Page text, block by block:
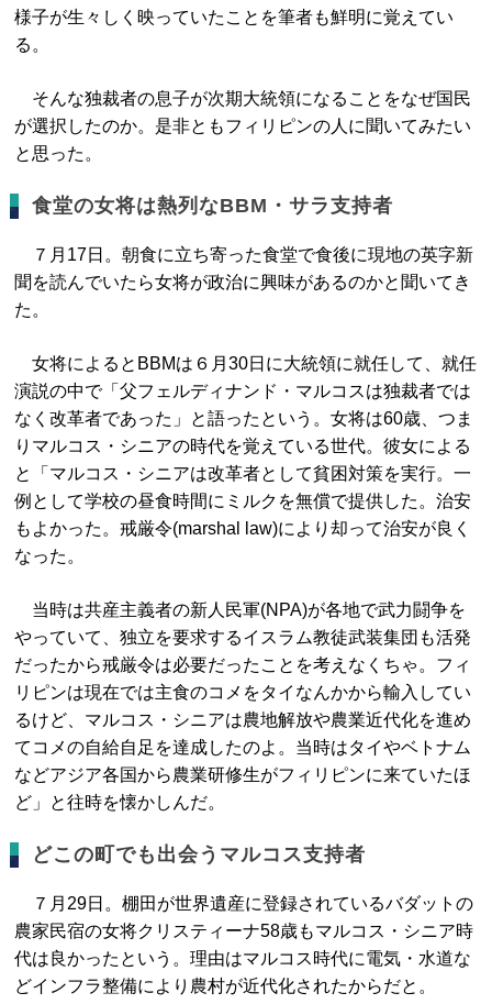
様子が生々しく映っていたことを筆者も鮮明に覚えてい
る。
そんな独裁者の息子が次期大統領になることをなぜ国民
が選択したのか。是非ともフィリピンの人に聞いてみたい
と思った。
食堂の女将は熱列なBBM・サラ支持者
７月17日。朝食に立ち寄った食堂で食後に現地の英字新
聞を読んでいたら女将が政治に興味があるのかと聞いてき
た。
女将によるとBBMは６月30日に大統領に就任して、就任
演説の中で「父フェルディナンド・マルコスは独裁者では
なく改革者であった」と語ったという。女将は60歳、つま
りマルコス・シニアの時代を覚えている世代。彼女による
と「マルコス・シニアは改革者として貧困対策を実行。一
例として学校の昼食時間にミルクを無償で提供した。治安
もよかった。戒厳令(marshal law)により却って治安が良く
なった。
当時は共産主義者の新人民軍(NPA)が各地で武力闘争を
やっていて、独立を要求するイスラム教徒武装集団も活発
だったから戒厳令は必要だったことを考えなくちゃ。フィ
リピンは現在では主食のコメをタイなんかから輸入してい
るけど、マルコス・シニアは農地解放や農業近代化を進め
てコメの自給自足を達成したのよ。当時はタイやベトナム
などアジア各国から農業研修生がフィリピンに来ていたほ
ど」と往時を懐かしんだ。
どこの町でも出会うマルコス支持者
７月29日。棚田が世界遺産に登録されているバダットの
農家民宿の女将クリスティーナ58歳もマルコス・シニア時
代は良かったという。理由はマルコス時代に電気・水道な
どインフラ整備により農村が近代化されたからだと。